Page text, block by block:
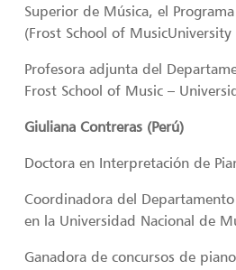
Superior de Música, el
(Frost School of
Profesora adjunta del
Frost School of Music –
Giuliana Contreras (Perú)
Doctora en Interpretación de
Coordinadora del
en la Universidad Nacional de
Ganadora de concursos de